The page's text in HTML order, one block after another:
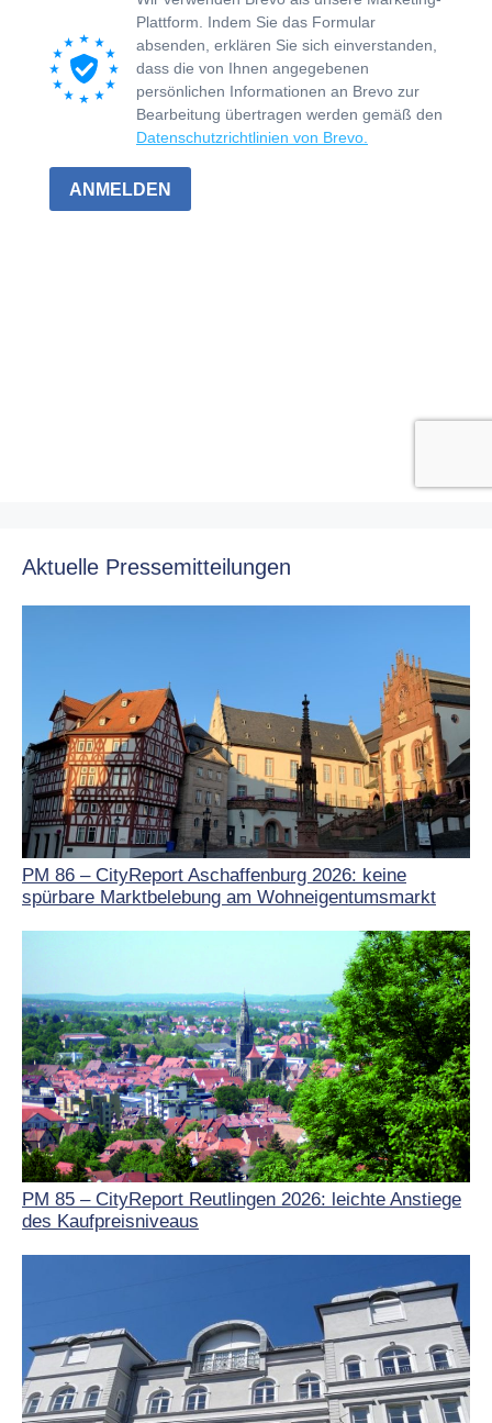
Aktuelle Pressemitteilungen
PM 86 – CityReport Aschaffenburg 2026: keine
spürbare Marktbelebung am Wohneigentumsmarkt
PM 85 – CityReport Reutlingen 2026: leichte Anstiege
des Kaufpreisniveaus